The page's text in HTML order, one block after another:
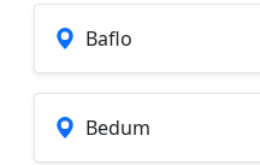
Baflo
Bedum